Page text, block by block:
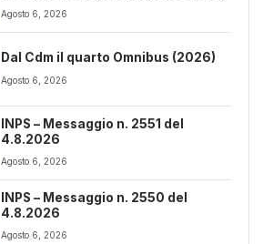
Agosto 6, 2026
Dal Cdm il quarto Omnibus (2026)
Agosto 6, 2026
INPS – Messaggio n. 2551 del
4.8.2026
Agosto 6, 2026
INPS – Messaggio n. 2550 del
4.8.2026
Agosto 6, 2026